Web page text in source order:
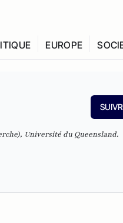
EUROPE
Université du Queensland.